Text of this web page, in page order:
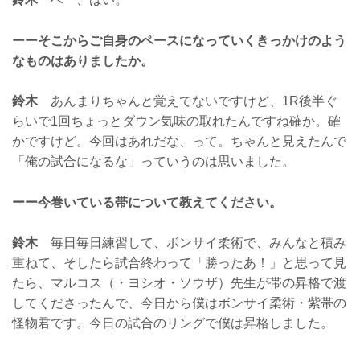
ーーそこからご自身のペースになっていくきっかけのよう
なものはありましたか。
鈴木 あんまりちゃんと覚えてないですけど、1R後半ぐ
らいで1回ちょっとダウン気味の取れたんですね確か。確
かですけど。今回はあれだな、って。ちゃんと見えたんで
「俺の試合になるな」っていうのは思いました。
ーー今巻いている帯について教えてください。
鈴木 毎日毎日練習して、ボンサイ柔術で、みんなと積み
重ねて、そしたら試合終わって「勝ったあ！」と思って見
たら、マルコス（・ヨシオ・ソウザ）先生が帯の昇格で渡
してくださったんで、今日から僕はボンサイ柔術・紫帯の
怪物君です。今日の試合のリングで僕は昇格しました。